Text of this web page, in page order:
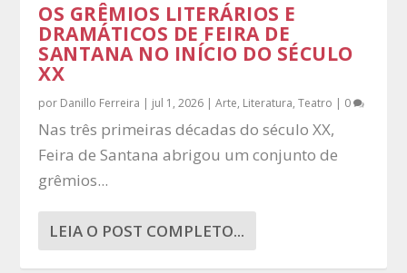
OS GRÊMIOS LITERÁRIOS E
DRAMÁTICOS DE FEIRA DE
SANTANA NO INÍCIO DO SÉCULO
XX
por Danillo Ferreira | jul 1, 2026 |Arte, Literatura,Teatro | 0
Nas três primeiras décadas do século XX,
Feira de Santana abrigou um conjunto de
grêmios...
LEIA O POST COMPLETO...